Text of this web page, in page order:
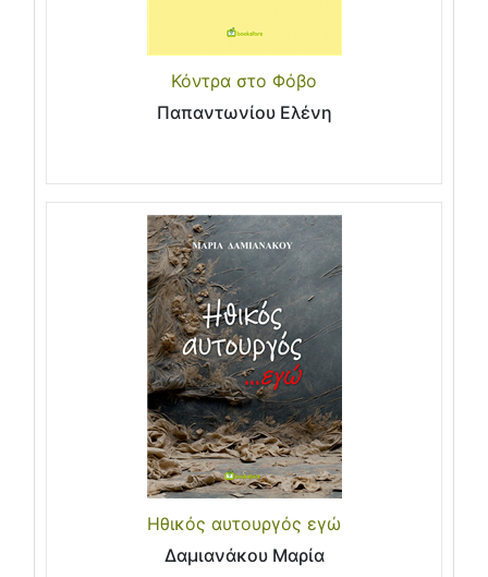
Κόντρα στο Φόβο
Παπαντωνίου Ελένη
Ηθικός αυτουργός εγώ
Δαμιανάκου Μαρία